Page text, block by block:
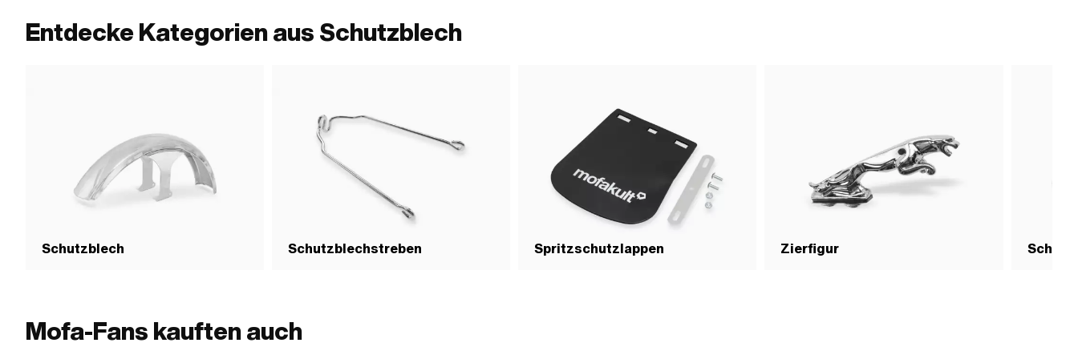
Entdecke Kategorien aus Schutzblech
Schutzblech Schutzblechstreben Spritzschutzlappen Zierfigur
Mofa-Fans kauften auch